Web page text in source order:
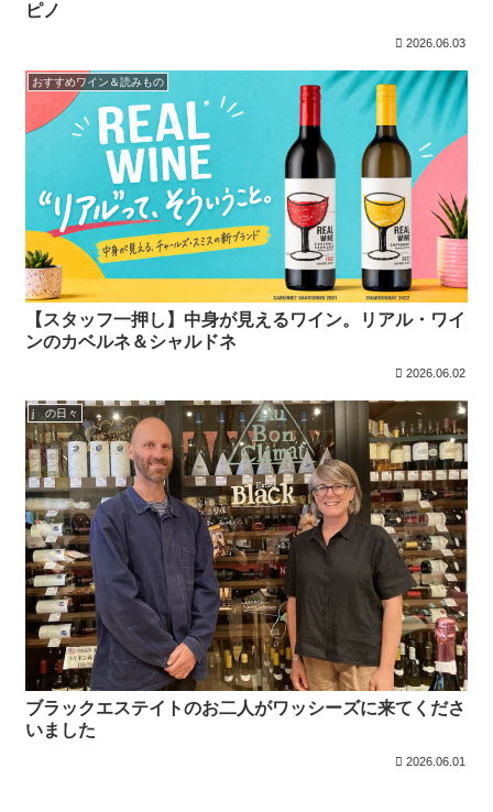
ピノ
2026.06.03
おすすめワイン＆読みもの
【スタッフ一押し】中身が見えるワイン。リアル・ワイ
ンのカベルネ＆シャルドネ
2026.06.02
j の日々
ブラックエステイトのお二人がワッシーズに来てくださ
いました
2026.06.01